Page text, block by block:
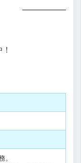
。